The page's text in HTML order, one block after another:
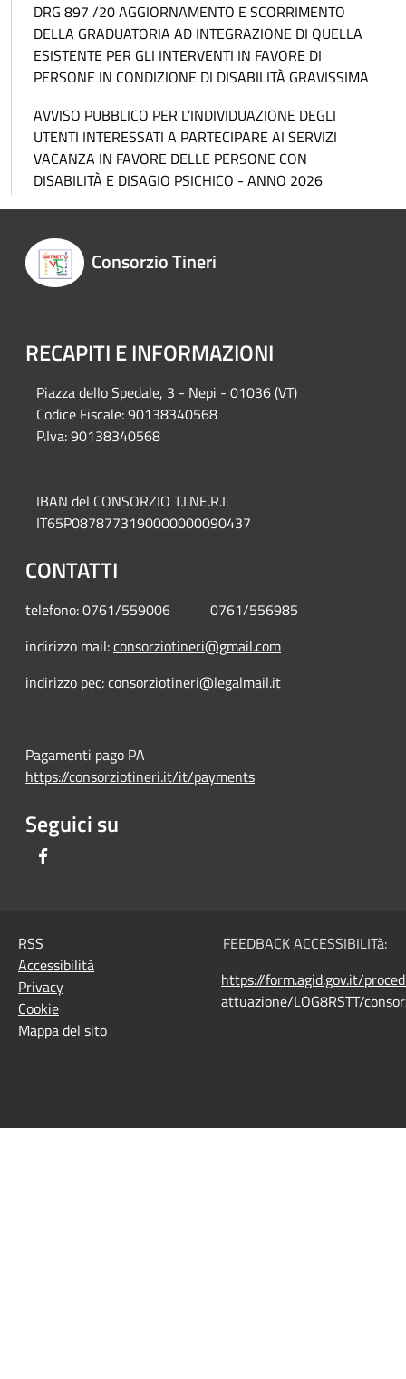
DRG 897 /20 AGGIORNAMENTO E SCORRIMENTO
DELLA GRADUATORIA AD INTEGRAZIONE DI QUELLA
ESISTENTE PER GLI INTERVENTI IN FAVORE DI
PERSONE IN CONDIZIONE DI DISABILITÀ GRAVISSIMA
AVVISO PUBBLICO PER L’INDIVIDUAZIONE DEGLI
UTENTI INTERESSATI A PARTECIPARE AI SERVIZI
VACANZA IN FAVORE DELLE PERSONE CON
DISABILITÀ E DISAGIO PSICHICO - ANNO 2026
Consorzio Tineri
RECAPITI E INFORMAZIONI
Piazza dello Spedale, 3 - Nepi - 01036 (VT)
Codice Fiscale: 90138340568
P.Iva: 90138340568
IBAN del CONSORZIO T.I.NE.R.I.
IT65P0878773190000000090437
CONTATTI
telefono: 0761/559006 0761/556985
indirizzo mail:consorziotineri@gmail.com
indirizzo pec:consorziotineri@legalmail.it
Pagamenti pago PA
https://consorziotineri.it/it/payments
Seguici su
RSS
Accessibilità
Privacy
Cookie
Mappa del sito
FEEDBACK ACCESSIBILITà:
https://form.agid.gov.it/
attuazione/LOG8RSTT/